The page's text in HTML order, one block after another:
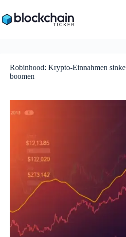
Inhalt
springen
Robinhood: Krypto-Einnahmen
boomen